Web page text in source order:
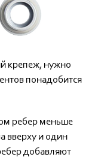
крепеж, нужно
понадобится
ребер меньше
вверху и один
добавляют